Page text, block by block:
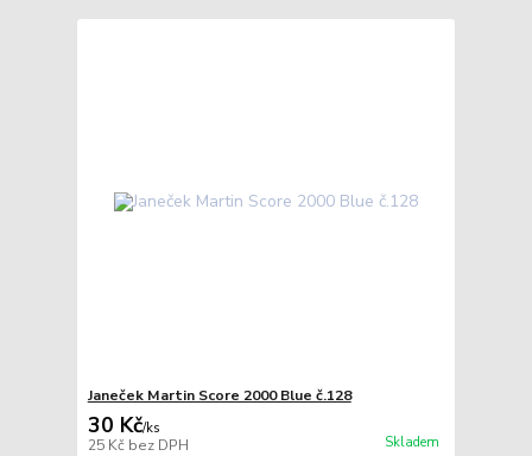
Janeček Martin Score 2000 Blue č.128
30 Kč/ks
25 Kč bez DPH Skladem